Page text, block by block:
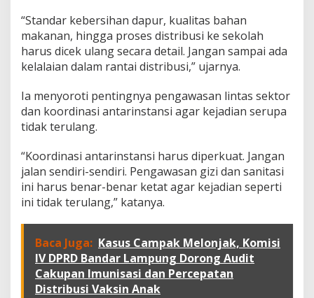
e
l
u
r
u
“Standar kebersihan dapur, kualitas bahan
makanan, hingga proses distribusi ke sekolah
harus dicek ulang secara detail. Jangan sampai ada
kelalaian dalam rantai distribusi,” ujarnya.
Ia menyoroti pentingnya pengawasan lintas sektor
dan koordinasi antarinstansi agar kejadian serupa
tidak terulang.
“Koordinasi antarinstansi harus diperkuat. Jangan
jalan sendiri-sendiri. Pengawasan gizi dan sanitasi
ini harus benar-benar ketat agar kejadian seperti
ini tidak terulang,” katanya.
Baca Juga: Kasus Campak Melonjak, Komisi
IV DPRD Bandar Lampung Dorong Audit
Cakupan Imunisasi dan Percepatan
Distribusi Vaksin Anak